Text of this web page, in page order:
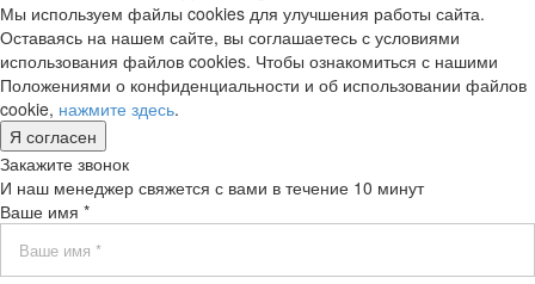
Мы используем файлы cookies для улучшения работы сайта.
Оставаясь на нашем сайте, вы соглашаетесь с условиями
использования файлов cookies. Чтобы ознакомиться с нашими
Положениями о конфиденциальности и об использовании файлов
cookie, нажмите здесь.
Я согласен
Закажите звонок
И наш менеджер свяжется с вами в течение 10 минут
Ваше имя *